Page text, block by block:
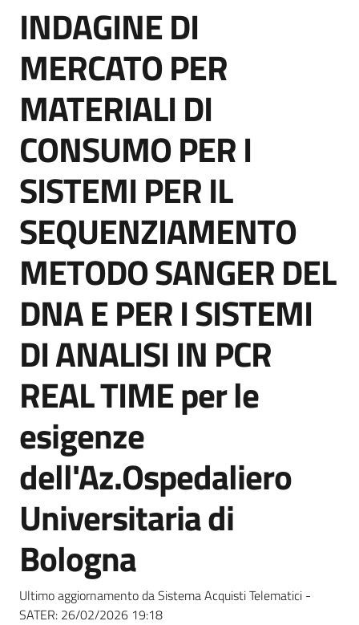
strumenti
Supporto
Piattaforme
telematiche
English
site
Seguici
su
Salta al contenuto
INDAGINE DI
MERCATO PER
MATERIALI DI
CONSUMO PER I
SISTEMI PER IL
SEQUENZIAMENTO
METODO SANGER DEL
DNA E PER I SISTEMI
DI ANALISI IN PCR
REAL TIME per le
esigenze
dell'Az.Ospedaliero
Universitaria di
Bologna
Ultimo aggiornamento da Sistema Acquisti Telematici -
SATER: 26/02/2026 19:18